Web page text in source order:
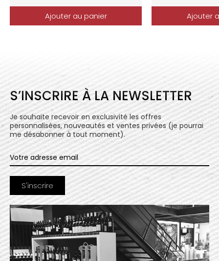
Ajouter au panier Ajouter
S’INSCRIRE À LA NEWSLETTER
Je souhaite recevoir en exclusivité les offres
personnalisées, nouveautés et ventes privées (je pourrai
me désabonner à tout moment).